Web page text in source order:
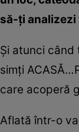
să-ţi analizezi
Şi atunci
simţi
care acoperă
Aflată într-o